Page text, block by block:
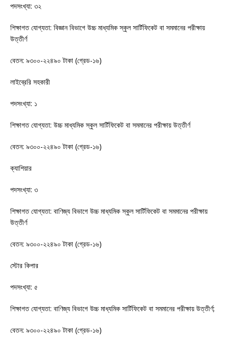
পদসংখ্যা: ৩২
শিক্ষাগত যোগ্যতা: বিজ্ঞান বিভাগে উচ্চ মাধ্যমিক স্কুল সার্টিফিকেট বা সমমানের পরীক্ষায়
উত্তীর্ণ
বেতন: ৯৩০০-২২৪৯০ টাকা (গ্রেড-১৬)
লাইব্রেরি সহকারী
পদসংখ্যা: ১
শিক্ষাগত যোগ্যতা: উচ্চ মাধ্যমিক স্কুল সার্টিফিকেট বা সমমানের পরীক্ষায় উত্তীর্ণ
বেতন: ৯৩০০-২২৪৯০ টাকা (গ্রেড-১৬)
ক্যাশিয়ার
পদসংখ্যা: ৩
শিক্ষাগত যোগ্যতা: বাণিজ্য বিভাগে উচ্চ মাধ্যমিক স্কুল সার্টিফিকেট বা সমমানের পরীক্ষায়
উত্তীর্ণ
বেতন: ৯৩০০-২২৪৯০ টাকা (গ্রেড-১৬)
স্টোর কিপার
পদসংখ্যা: ৫
শিক্ষাগত যোগ্যতা: বাণিজ্য বিভাগে উচ্চ মাধ্যমিক সার্টিফিকেট বা সমমানের পরীক্ষায় উত্তীর্ণ;
বেতন: ৯৩০০-২২৪৯০ টাকা (গ্রেড-১৬)